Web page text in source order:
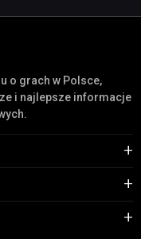
o grach w Polsce,
i najlepsze informacje